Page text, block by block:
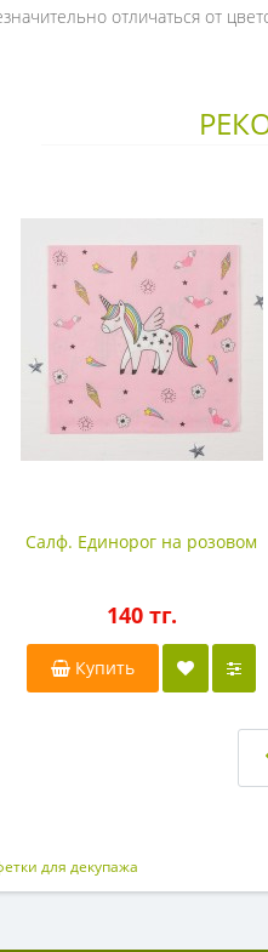
отличаться от
Салф. Единорог на розовом
140 тг.
Купить
для декупажа